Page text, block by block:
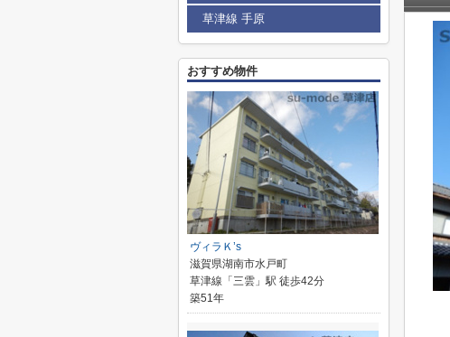
草津線 手原
おすすめ物件
ヴィラＫ’s
滋賀県湖南市水戸町
草津線「三雲」駅 徒歩42分
築51年